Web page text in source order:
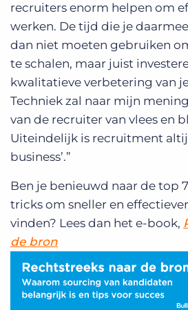
recruiters enorm helpen om
werken. De tijd die je
dan niet moeten gebruiken
te schalen, maar juist
kwalitatieve verbetering van
Techniek zal naar mijn
van de recruiter van vlees en
Uiteindelijk is recruitment
business’.”
Ben je benieuwd naar de top
tricks om sneller en
vinden? Lees dan het e-book,
de bron